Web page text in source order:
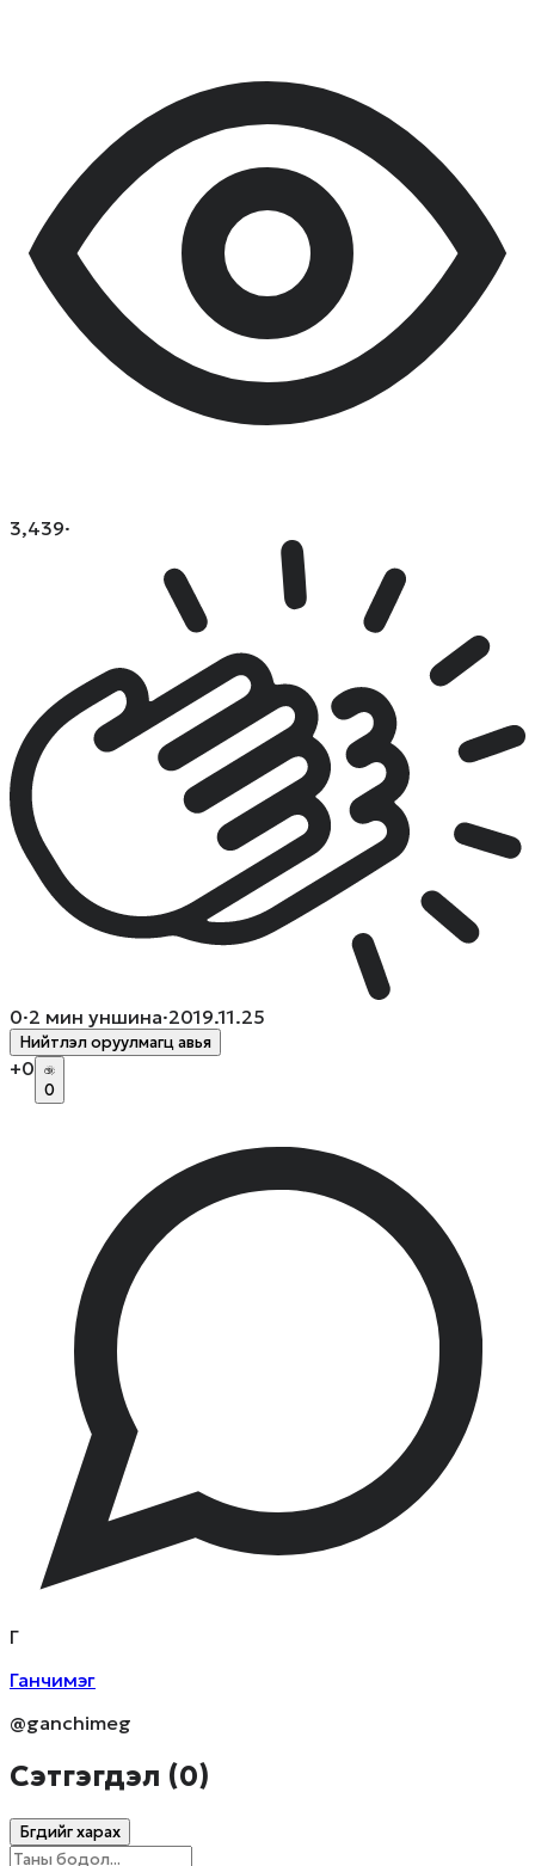
3,439·
0·2 мин уншина·2019.11.25
Нийтлэл оруулмагц авья
+0
0
Г
Ганчимэг
@ganchimeg
Сэтгэгдэл (0)
Бүгдийг харах